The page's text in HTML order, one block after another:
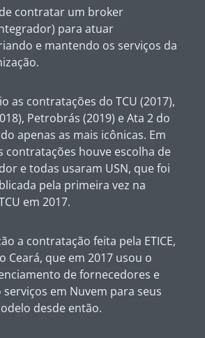
contratar um broker
para atuar
e mantendo os serviços da
as contratações do TCU (2017),
Petrobrás (2019) e Ata 2 do
apenas as mais icônicas. Em
contratações houve escolha de
e todas usaram USN, que foi
pela primeira vez na
em 2017.
a contratação feita pela ETICE,
Ceará, que em 2017 usou o
de fornecedores e
em Nuvem para seus
desde então.